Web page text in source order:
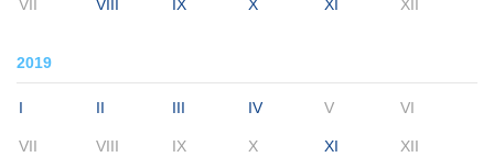
VII VIII IX X XI XII
2019
I II III IV V VI
VII VIII IX X XI XII